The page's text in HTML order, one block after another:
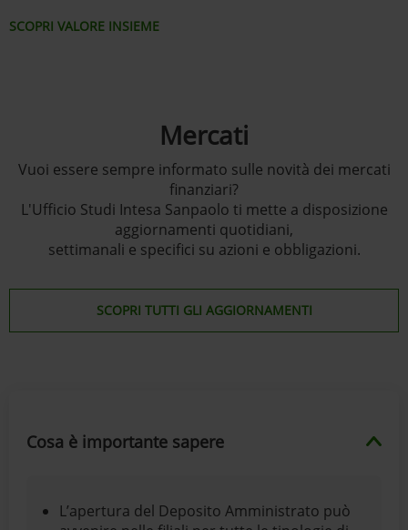
SCOPRI VALORE INSIEME
Mercati
Vuoi essere sempre informato sulle novità dei mercati
finanziari?
L'Ufficio Studi Intesa Sanpaolo ti mette a disposizione
aggiornamenti quotidiani,
settimanali e specifici su azioni e obbligazioni.
SCOPRI TUTTI GLI AGGIORNAMENTI
Cosa è importante sapere
L’apertura del Deposito Amministrato può